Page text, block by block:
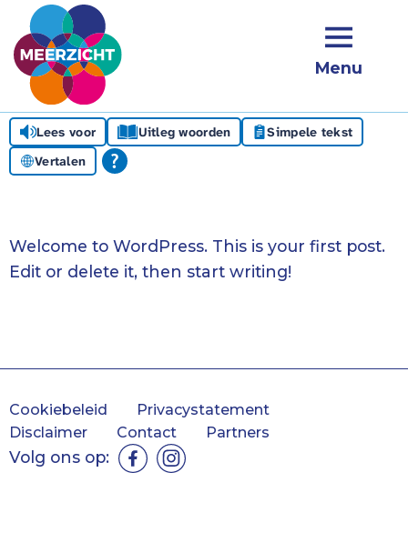
Menu
Lees voor Uitleg woorden
Simpele tekst
Vertalen
Welcome to WordPress. This is your first post.
Edit or delete it, then start writing!
Cookiebeleid
Privacystatement
Disclaimer
Contact Partners
Volg ons op: